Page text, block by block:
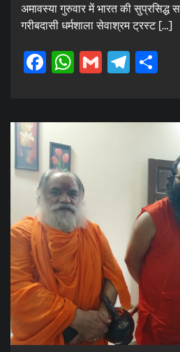
अमावस्या गुरुवार में भारत की सुप्रसिद्ध
गरीबदासी धर्मशाला सेवाश्रम ट्रस्ट […]
Facebook
WhatsApp
Gmail